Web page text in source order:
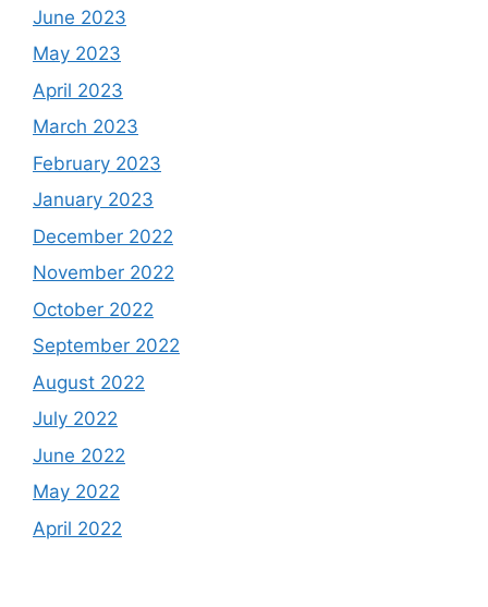
June 2023
May 2023
April 2023
March 2023
February 2023
January 2023
December 2022
November 2022
October 2022
September 2022
August 2022
July 2022
June 2022
May 2022
April 2022